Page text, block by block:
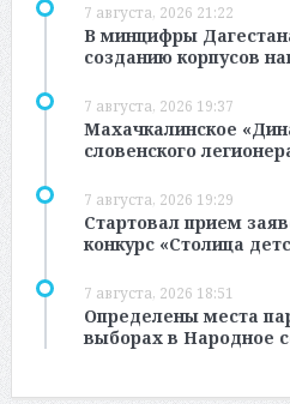
7 августа, 2026 21:22
В минцифры
созданию корпусов
7 августа, 2026 19:37
Махачкалинское
словенского
7 августа, 2026 19:29
Стартовал прием
конкурс «Столица
7 августа, 2026 18:51
Определены места
выборах в Народное